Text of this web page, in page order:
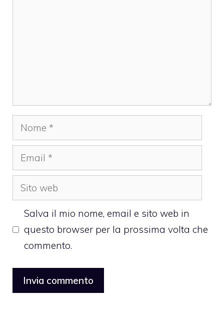
Nome
Email
Sito
web
Salva il mio nome, email e sito web in
questo browser per la prossima volta che
commento.